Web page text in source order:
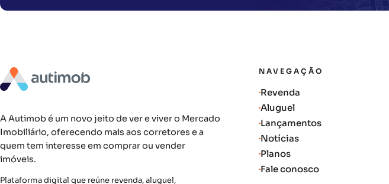
A Autimob é um novo jeito de ver e viver o Mercado
Imobiliário, oferecendo mais aos corretores e a
quem tem interesse em comprar ou vender
imóveis.
Plataforma digital que reúne revenda, aluguel,
NAVEGAÇÃO
Revenda
Aluguel
Lançamentos
Notícias
Planos
Fale conosco